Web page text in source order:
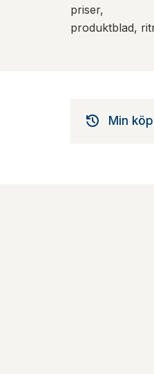
priser,
produktblad,
Min